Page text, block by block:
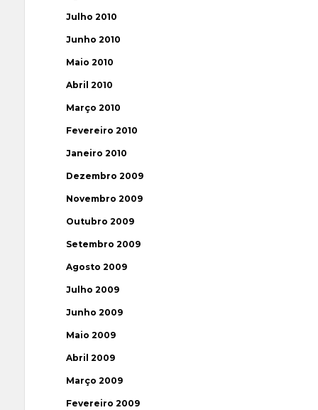
Julho 2010
Junho 2010
Maio 2010
Abril 2010
Março 2010
Fevereiro 2010
Janeiro 2010
Dezembro 2009
Novembro 2009
Outubro 2009
Setembro 2009
Agosto 2009
Julho 2009
Junho 2009
Maio 2009
Abril 2009
Março 2009
Fevereiro 2009